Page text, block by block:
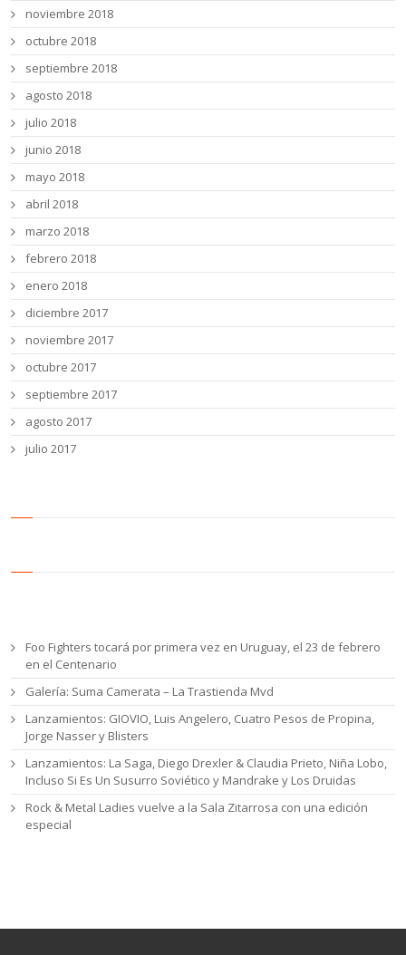
noviembre 2018
octubre 2018
septiembre 2018
agosto 2018
julio 2018
junio 2018
mayo 2018
abril 2018
marzo 2018
febrero 2018
enero 2018
diciembre 2017
noviembre 2017
octubre 2017
septiembre 2017
agosto 2017
julio 2017
Foo Fighters tocará por primera vez en Uruguay, el 23 de febrero
en el Centenario
Galería: Suma Camerata – La Trastienda Mvd
Lanzamientos: GIOVIO, Luis Angelero, Cuatro Pesos de Propina,
Jorge Nasser y Blisters
Lanzamientos: La Saga, Diego Drexler & Claudia Prieto, Niña Lobo,
Incluso Si Es Un Susurro Soviético y Mandrake y Los Druidas
Rock & Metal Ladies vuelve a la Sala Zitarrosa con una edición
especial